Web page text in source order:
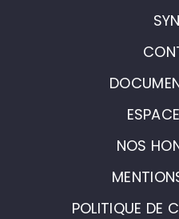
NOS
POLITIQUE DE